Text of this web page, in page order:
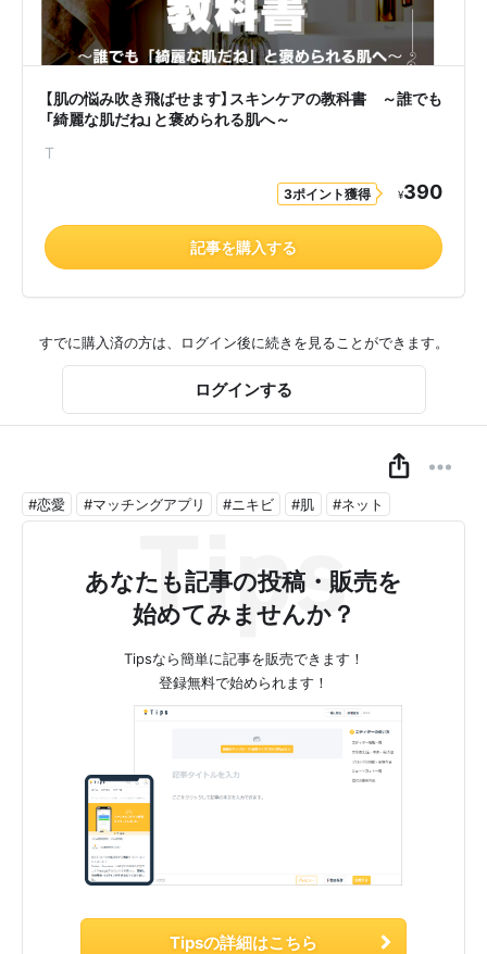
【肌の悩み吹き飛ばせます】スキンケアの教科書 ～誰でも
「綺麗な肌だね」と褒められる肌へ～
T
3ポイント獲得 ¥390
記事を購入する
すでに購入済の方は、ログイン後に続きを見ることができます。
ログインする
#恋愛 #マッチングアプリ #ニキビ #肌 #ネット
あなたも記事の投稿・販売を
始めてみませんか？
Tipsなら簡単に記事を販売できます！
登録無料で始められます！
Tipsの詳細はこちら